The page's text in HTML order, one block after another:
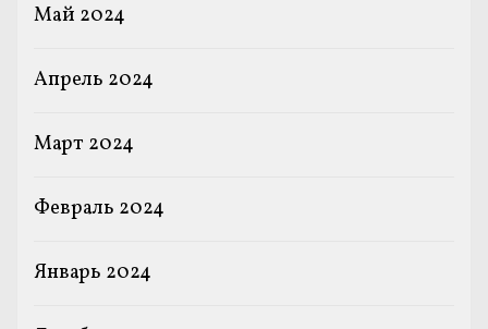
Май 2024
Апрель 2024
Март 2024
Февраль 2024
Январь 2024